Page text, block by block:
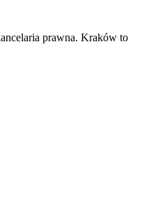
prawna. Kraków to